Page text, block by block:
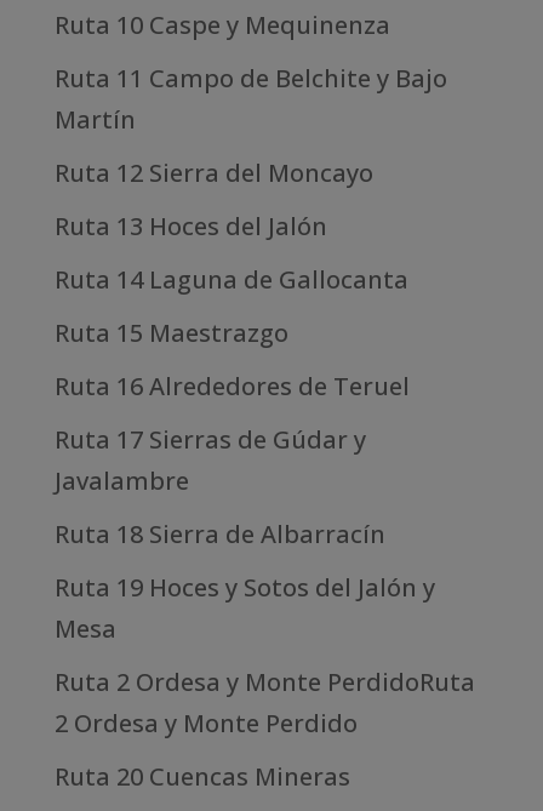
Ruta 10 Caspe y Mequinenza
Ruta 11 Campo de Belchite y Bajo
Martín
Ruta 12 Sierra del Moncayo
Ruta 13 Hoces del Jalón
Ruta 14 Laguna de Gallocanta
Ruta 15 Maestrazgo
Ruta 16 Alrededores de Teruel
Ruta 17 Sierras de Gúdar y
Javalambre
Ruta 18 Sierra de Albarracín
Ruta 19 Hoces y Sotos del Jalón y
Mesa
Ruta 2 Ordesa y Monte PerdidoRuta
2 Ordesa y Monte Perdido
Ruta 20 Cuencas Mineras